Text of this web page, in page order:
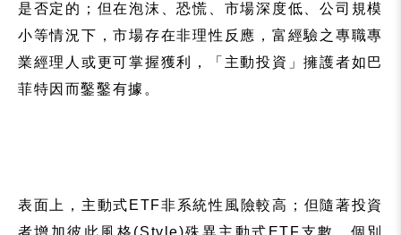
是否定的；但在泡沫、恐慌、市場深度低、公司規模
小等情況下，市場存在非理性反應，富經驗之專職專
業經理人或更可掌握獲利，「主動投資」擁護者如 巴
菲特因而鑿鑿有據。
表面上，主動式 ETF非系統性風險較高；但隨著投資